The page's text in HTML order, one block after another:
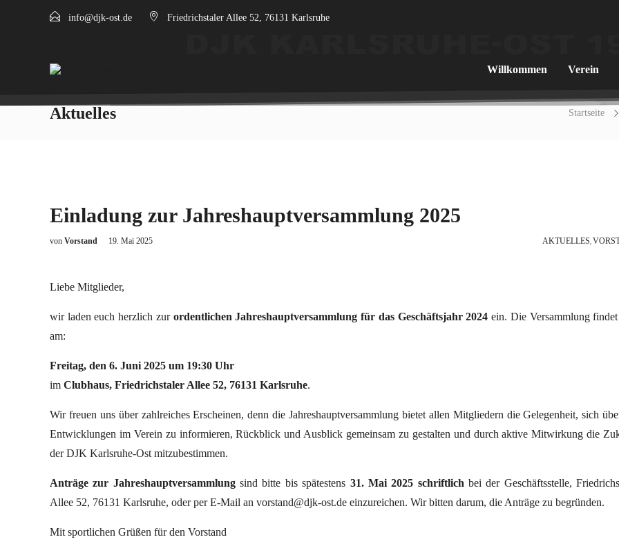
info@djk-ost.de Friedrichstaler Allee 52, 76131 Karlsruhe
Willkommen Verein
Aktuelles Startseite
Einladung zur Jahreshauptversammlung 2025
von Vorstand 19. Mai 2025 AKTUELLES,
Liebe Mitglieder,
wir laden euch herzlich zur ordentlichen Jahreshauptversammlung für das Geschäftsjahr 2024 ein. Die Versammlung findet
am:
Freitag, den 6. Juni 2025 um 19:30 Uhr
im Clubhaus, Friedrichstaler Allee 52, 76131 Karlsruhe.
Wir freuen uns über zahlreiches Erscheinen, denn die Jahreshauptversammlung bietet allen Mitgliedern die Gelegenheit, sich
Entwicklungen im Verein zu informieren, Rückblick und Ausblick gemeinsam zu gestalten und durch aktive Mitwirkung die
der DJK Karlsruhe-Ost mitzubestimmen.
Anträge zur Jahreshauptversammlungsind bitte bis spätestens 31. Mai 2025 schriftlich bei der Geschäftsstelle,
Allee 52, 76131 Karlsruhe, oder per E-Mail an vorstand@djk-ost.de einzureichen. Wir bitten darum, die Anträge zu begründen.
Mit sportlichen Grüßen für den Vorstand